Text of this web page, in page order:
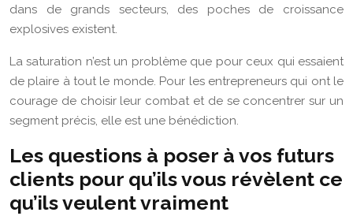
dans de grands secteurs, des poches de croissance
explosives existent.
La saturation n’est un problème que pour ceux qui essaient
de plaire à tout le monde. Pour les entrepreneurs qui ont le
courage de choisir leur combat et de se concentrer sur un
segment précis, elle est une bénédiction.
Les questions à poser à vos futurs
clients pour qu’ils vous révèlent ce
qu’ils veulent vraiment